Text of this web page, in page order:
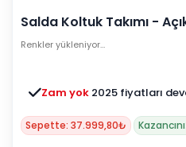
Salda Koltuk Takımı -
Renkler yükleniyor…
Zam yok 2025 fiyatları
Sepette: 37.999,80₺